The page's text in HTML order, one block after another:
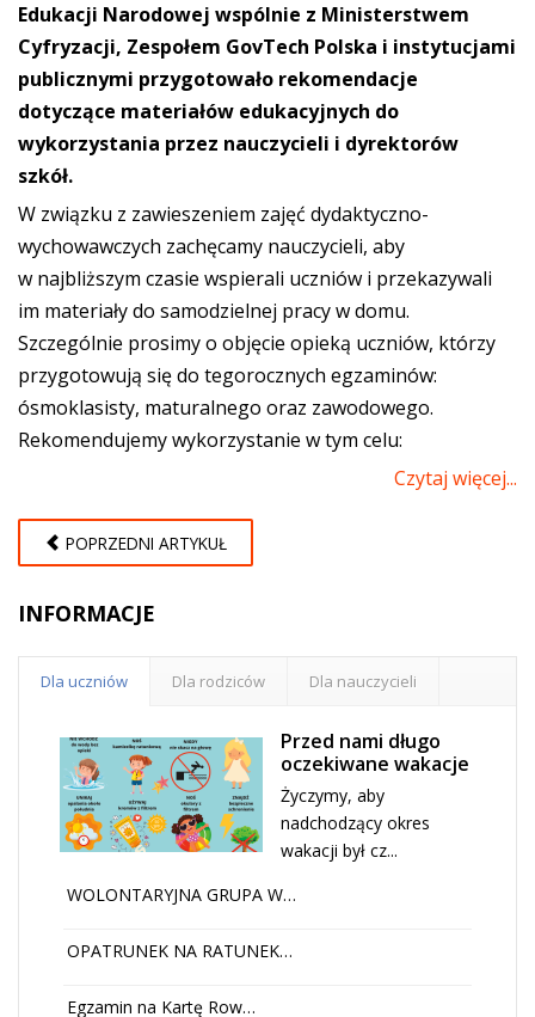
Edukacji Narodowej wspólnie z Ministerstwem
Cyfryzacji, Zespołem GovTech Polska i instytucjami
publicznymi przygotowało rekomendacje
dotyczące materiałów edukacyjnych do
wykorzystania przez nauczycieli i dyrektorów
szkół.
W związku z zawieszeniem zajęć dydaktyczno-
wychowawczych zachęcamy nauczycieli, aby
w najbliższym czasie wspierali uczniów i przekazywali
im materiały do samodzielnej pracy w domu.
Szczególnie prosimy o objęcie opieką uczniów, którzy
przygotowują się do tegorocznych egzaminów:
ósmoklasisty, maturalnego oraz zawodowego.
Rekomendujemy wykorzystanie w tym celu:
Czytaj więcej...
POPRZEDNI ARTYKUŁ
INFORMACJE
Dla uczniów Dla rodziców Dla nauczycieli
Przed nami długo
oczekiwane wakacje
Życzymy, aby
nadchodzący okres
wakacji był cz...
WOLONTARYJNA GRUPA W…
OPATRUNEK NA RATUNEK…
Egzamin na Kartę Row…